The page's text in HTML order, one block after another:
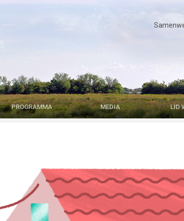
PROGRAMMA MEDIA LID